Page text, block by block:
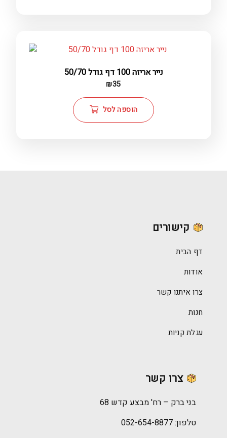
נייר אריזה 100 דף גודל 50/70
₪35
הוספה לסל
קישורים
דף הבית
אודות
צרו איתנו קשר
חנות
עגלת קניות
צרו קשר
בני ברק – רח' מבצע קדש 68
טלפון:052-654-8877